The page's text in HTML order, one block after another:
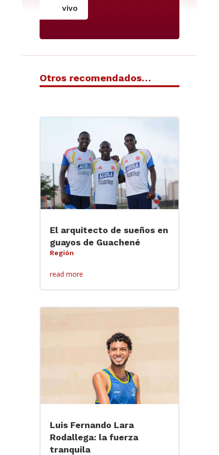
vivo
Otros recomendados…
El arquitecto de sueños en
guayos de Guachené
Región
read more
Luis Fernando Lara
Rodallega: la fuerza
tranquila